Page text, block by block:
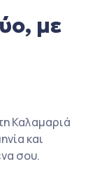
με
Καλαμαριά
και
σου.